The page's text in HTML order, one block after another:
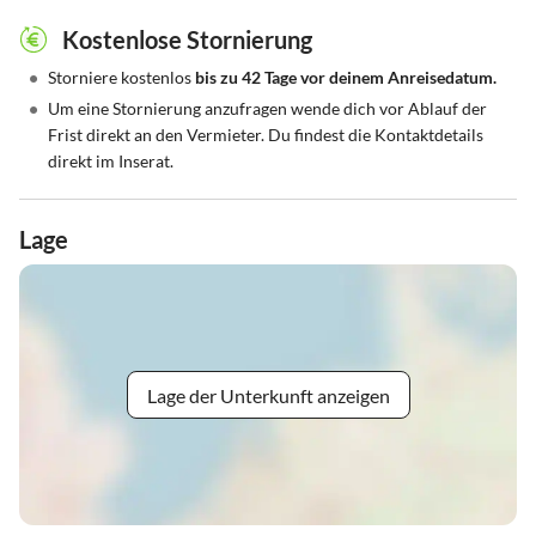
Kostenlose Stornierung
• Storniere kostenlos bis zu 42 Tage vor deinem Anreisedatum.
• Um eine Stornierung anzufragen wende dich vor Ablauf der
Frist direkt an den Vermieter. Du findest die Kontaktdetails
direkt im Inserat.
Lage
Lage der Unterkunft anzeigen